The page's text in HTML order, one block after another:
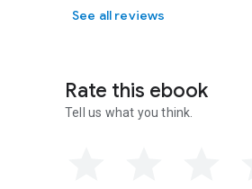
See all reviews
Rate this ebook
Tell us what you think.